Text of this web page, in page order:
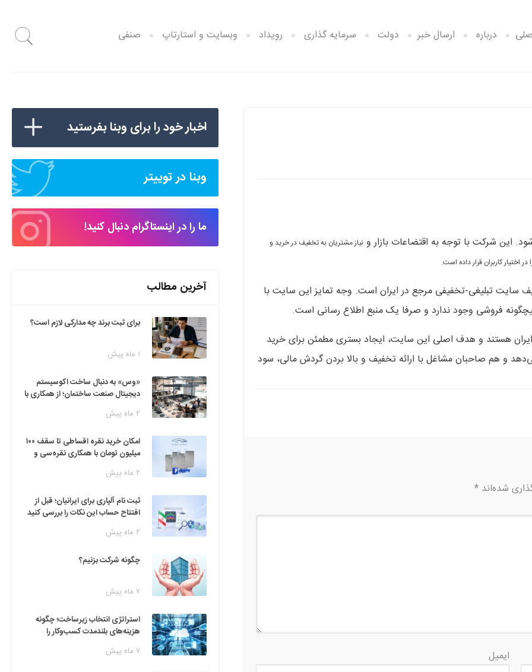
درباره ارسال خبر دولت سرمایه گذاری رویداد وبسایت و استارتاپ صنفی
این شرکت با توجه به اقتضاعات بازار و نیاز مشتریان به تخفیف در خرید و
کاربران قرار داده است.
سایت تبلیغی-تخفیفی مرجع در ایران است. وجه تمایز این سایت با
فروشی وجود ندارد و صرفا یک منبع اطلاع رسانی است.
هستند و هدف اصلی این سایت، ایجاد بستری مطمئن برای خرید
و هم صاحبان مشاغل با ارائه تخفیف و بالا بردن گردش مالی، سود
شده‌اند *
ایمیل
اخبار خود را برای وبنا بفرستید
وبنا در توییتر
ما را در اینستاگرام دنبال کنید!
آخرین مطالب
برای ثبت برند چه مدارکی لازم است؟
۱ ماه پیش
«وس» به دنبال ساخت اکوسیستم
دیجیتال صنعت ساختمان؛ از همکاری با
فناوری۲ ماه پیش
امکان خرید نقره اقساطی تا سقف ۱۰۰
میلیون تومان با همکاری نقره‌سی و
۲ ماه پیش
ثبت نام آلپاری برای ایرانیان؛ قبل از
افتتاح حساب این نکات را بررسی کنید
۲ ماه پیش
چگونه شرکت بزنیم؟
۷ ماه پیش
استراتژی انتخاب زیرساخت؛ چگونه
هزینه‌های بلندمدت کسب‌وکار را
۷ ماه پیش